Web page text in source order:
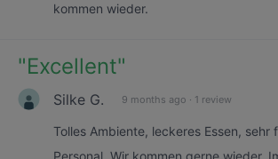
kommen wieder.
"Excellent"
Silke G. 9 months ago · 1 review
Tolles Ambiente, leckeres Essen, sehr
Personal. Wir kommen gerne wieder.